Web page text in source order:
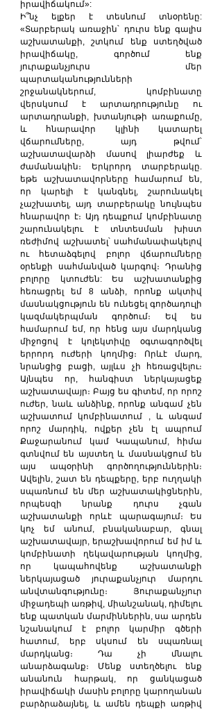
իրավիճակում»:
Ի՞նչ ելքեր է տեսնում տնօրենը:
«Տարբերակ առաջին՝ դուրս ենք գալիս
աշխատանքի, շտկում ենք ստեղծված
իրավիճակը, գործում ենք
յուրաքանչյուրս մեր
պարտականությունների
շրջանակներում, կոմբինատը
վերսկսում է արտադրությունը ու
արտադրանքի, խտանյութի առաքումը,
և հնարավոր կլինի կատարել
վճարումները, այդ թվում՝
աշխատավարձի մասով լիարժեք և
ժամանակին։ Երկրորդ տարբերակը.
եթե աշխատավորները համարում են,
որ կարելի է կանգնել, շարունակել
չաշխատել, այդ տարբերակը նույնպես
հնարավոր է։ Այդ դեպքում կոմբինատը
շարունակելու է տնտեսման խիստ
ռեժիմով աշխատել՝ սահմանափակելով
ու հետաձգելով բոլոր վճարումները
օրենքի սահմանված կարգով։ Դրանից
բոլորը կտուժեն: Ես աշխատանքից
հեռացրել եմ 8 անձի, որոնք ակտիվ
մասնակցություն են ունեցել գործադուլի
կազմակերպման գործում։ Եվ ես
համարում եմ, որ հենց այս մարդկանց
միջոցով է կոլեկտիվը օգտագործվել
երրորդ ուժերի կողմից։ Որևէ մարդ,
նրանցից բացի, այլևս չի հեռացվելու։
Այնպես որ, հանգիստ ներկայացեք
աշխատավայր։ Բայց ես գիտեմ, որ որոշ
ուժեր, նաև անձինք, որոնք անգամ չեն
աշխատում կոմբինատում , և անգամ
որոշ մարդիկ, ովքեր չեն էլ ապրում
Քաջարանում կամ Կապանում, հիմա
գտնվում են այստեղ և մասնակցում են
այս ապօրինի գործողություններին։
Ավելին, շատ են դեպքերը, երբ ուղղակի
սպառնում են մեր աշխատակիցներին,
որպեսզի նրանք դուրս չգան
աշխատանքի որևէ պարագայում։ Ես
կոչ եմ անում, բնականաբար, գնալ
աշխատավայր, երաշխավորում եմ իմ և
կոմբինատի ղեկավարության կողմից,
որ կապահովենք աշխատանքի
ներկայացած յուրաքանչյուր մարդու
անվտանգությունը։ Յուրաքանչյուր
միջադեպի առթիվ, միանշանակ, դիմելու
ենք պատկան մարմիններին, սա արդեն
նշանակում է բոլոր կարմիր գծերի
հատում, երբ սկսում են սպառնալ
մարդկանց։ Դա չի մնալու
անարձագանք։ Մենք ստեղծելու ենք
անանուն հարթակ, որ ցանկացած
իրավիճակի մասին բոլորը կարողանան
բարձրաձայնել, և ամեն դեպքի առթիվ